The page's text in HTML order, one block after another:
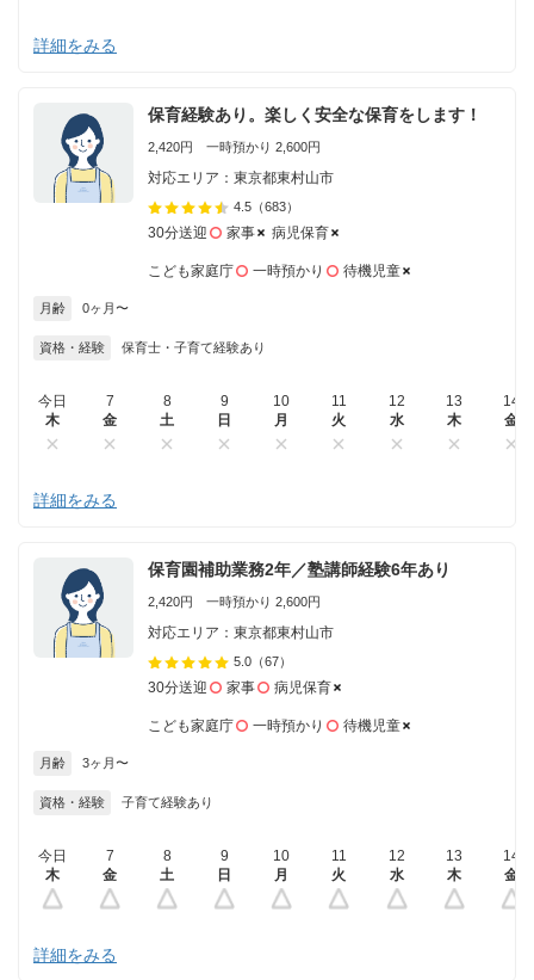
詳細をみる
保育経験あり。楽しく安全な保育をします！
2,420円 一時預かり 2,600円
対応エリア：東京都東村山市
4.5 （683）
30分送迎 家事 病児保育
こども家庭庁 一時預かり 待機児童
月齢 0ヶ月〜
資格・経験 保育士・子育て経験あり
今日
木
7
金
8
土
9
日
10
月
11
火
12
水
13
木
14
金
詳細をみる
保育園補助業務2年／塾講師経験6年あり
2,420円 一時預かり 2,600円
対応エリア：東京都東村山市
5.0 （67）
30分送迎 家事 病児保育
こども家庭庁 一時預かり 待機児童
月齢 3ヶ月〜
資格・経験 子育て経験あり
今日
木
7
金
8
土
9
日
10
月
11
火
12
水
13
木
14
金
詳細をみる